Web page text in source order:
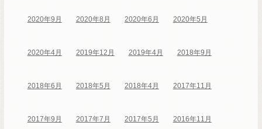
2020年9月 2020年8月 2020年6月 2020年5月
2020年4月 2019年12月 2019年4月 2018年9月
2018年6月 2018年5月 2018年4月 2017年11月
2017年9月 2017年7月 2017年5月 2016年11月